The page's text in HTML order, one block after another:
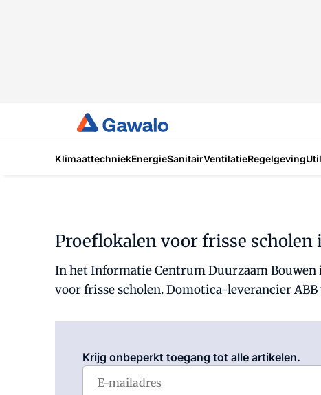
KlimaattechniekEnergieSanitairVentilatieRegelgeving
Proeflokalen voor frisse scholen
In het Informatie Centrum Duurzaam
voor frisse scholen. Domotica-leverancier
Krijg onbeperkt toegang tot alle artikelen.